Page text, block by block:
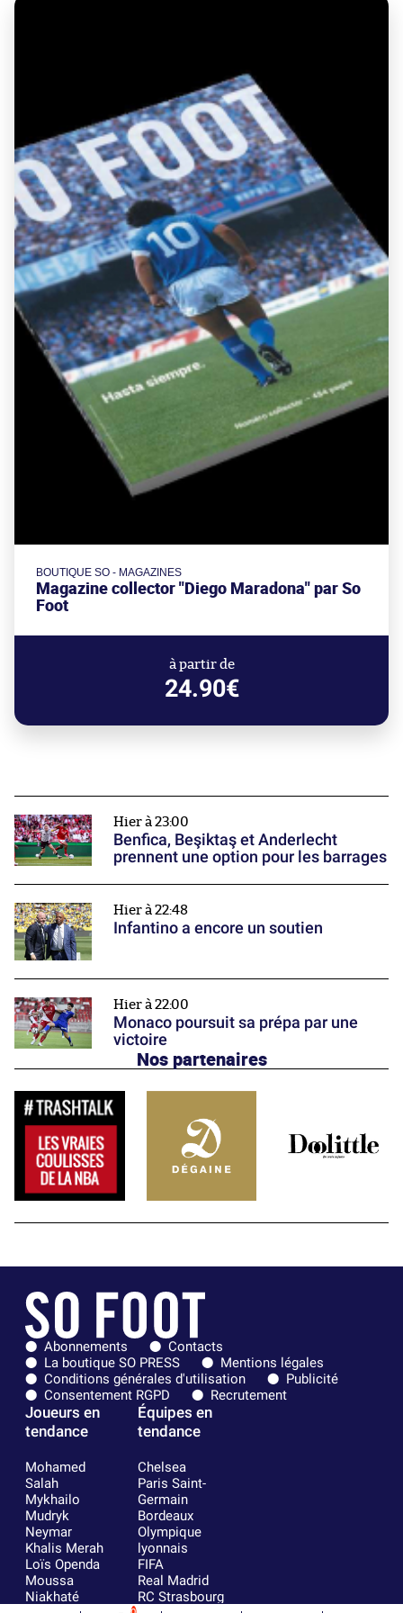
BOUTIQUE SO - MAGAZINES
Magazine collector "Diego Maradona" par So
Foot
à partir de
24.90€
Hier à 23:00
Benfica, Beşiktaş et Anderlecht
prennent une option pour les barrages
Hier à 22:48
Infantino a encore un soutien
Hier à 22:00
Monaco poursuit sa prépa par une
victoire
Nos partenaires
Abonnements
Contacts
La boutique SO PRESS
Mentions légales
Conditions générales d'utilisation
Publicité
Consentement RGPD
Recrutement
Joueurs en
tendance
Mohamed
Salah
Mykhailo
Mudryk
Neymar
Khalis Merah
Loïs Openda
Moussa
Niakhaté
Équipes en
tendance
Chelsea
Paris Saint-
Germain
Bordeaux
Olympique
lyonnais
FIFA
Real Madrid
RC Strasbourg